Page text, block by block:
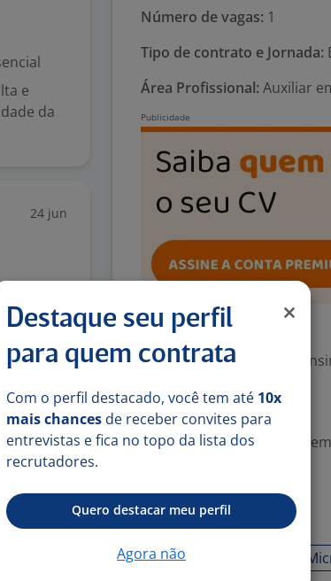
e
da
24 jun
e
8 jul
Número de vagas: 1
Tipo de contrato e Jornada:
Área Profissional: Auxiliar
Exigências
Escolaridade Mínima:
Valorizado
Experiência desejada:
Habilidades
Inglês Intermediário
Destaque seu perfil
para quem contrata
Com o perfil destacado, você tem até 10x
mais chances de receber convites para
entrevistas e fica no topo da lista dos
recrutadores.
Quero destacar meu perfil
Agora não